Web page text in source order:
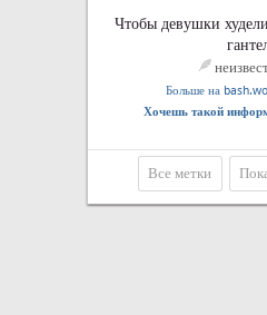
Чтобы девушки
Больше на
Хочешь такой
Все метки